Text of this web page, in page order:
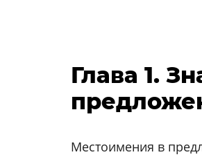
Глава 1.
Местоимения в